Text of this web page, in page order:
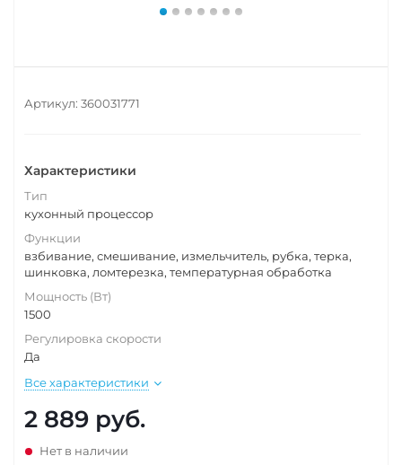
Артикул: 360031771
Характеристики
Тип
кухонный процессор
Функции
взбивание, смешивание, измельчитель, рубка, терка,
шинковка, ломтерезка, температурная обработка
Мощность (Вт)
1500
Регулировка скорости
Да
Все характеристики
2 889 руб.
Нет в наличии